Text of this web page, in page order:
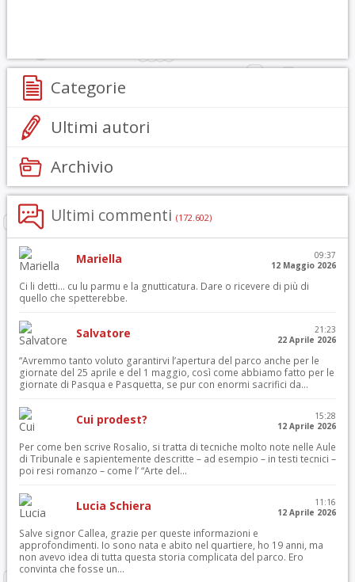
Categorie
Ultimi autori
Archivio
Ultimi commenti (172.602)
Mariella
09:37
12 Maggio 2026
Ci li detti… cu lu parmu e la gnutticatura. Dare o ricevere di più di
quello che spetterebbe.
Salvatore
21:23
22 Aprile 2026
“Avremmo tanto voluto garantirvi l’apertura del parco anche per le
giornate del 25 aprile e del 1 maggio, così come abbiamo fatto per le
giornate di Pasqua e Pasquetta, se pur con enormi sacrifici da...
Cui prodest?
15:28
12 Aprile 2026
Per come ben scrive Rosalio, si tratta di tecniche molto note nelle Aule
di Tribunale e sapientemente descritte – ad esempio – in testi tecnici –
poi resi romanzo – come l’ “Arte del...
Lucia Schiera
11:16
12 Aprile 2026
Salve signor Callea, grazie per queste informazioni e
approfondimenti. Io sono nata e abito nel quartiere, ho 19 anni, ma
non avevo idea di tutta questa storia complicata del parco. Ero
convinta che fosse un...